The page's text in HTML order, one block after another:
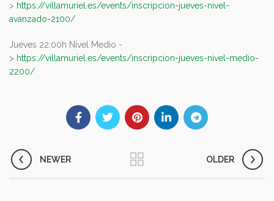
> https://villamuriel.es/events/inscripcion-jueves-nivel-
avanzado-2100/
Jueves 22:00h Nivel Medio -
> https://villamuriel.es/events/inscripcion-jueves-nivel-medio-
2200/
NEWER OLDER